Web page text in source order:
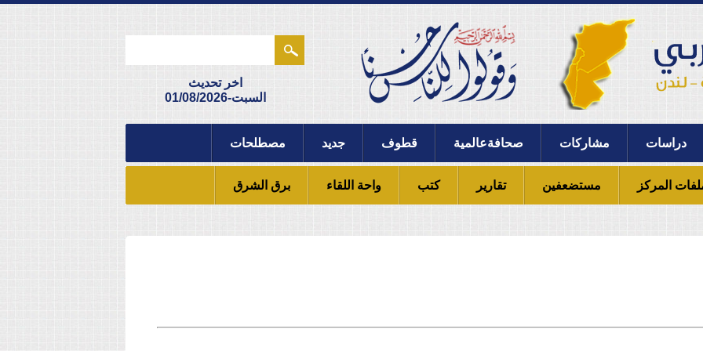
اخر تحديث
السبت-01/08/2026
دراسات مشاركات صحافةعالمية قطوف جديد مصطلحات
المركز مستضعفين تقارير كتب واحة اللقاء برق الشرق